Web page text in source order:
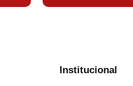
Institucional